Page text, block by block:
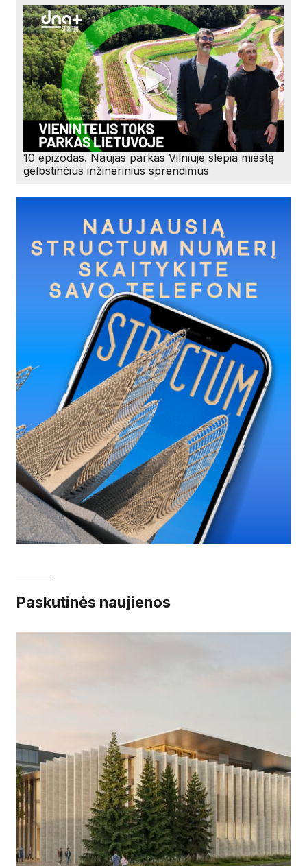
10 epizodas. Naujas parkas Vilniuje slepia miestą
gelbstinčius inžinerinius sprendimus
Paskutinės naujienos